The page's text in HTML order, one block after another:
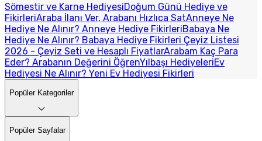
Sömestir ve Karne HediyesiDoğum Günü Hediye ve
FikirleriAraba İlanı Ver, Arabanı Hızlıca SatAnneye Ne
Hediye Ne Alınır? Anneye Hediye FikirleriBabaya Ne
Hediye Ne Alınır? Babaya Hediye Fikirleri Çeyiz Listesi
2026 - Çeyiz Seti ve Hesaplı FiyatlarArabam Kaç Para
Eder? Arabanın Değerini ÖğrenYılbaşı HediyeleriEv
Hediyesi Ne Alınır? Yeni Ev Hediyesi Fikirleri
Popüler Kategoriler
Popüler Sayfalar